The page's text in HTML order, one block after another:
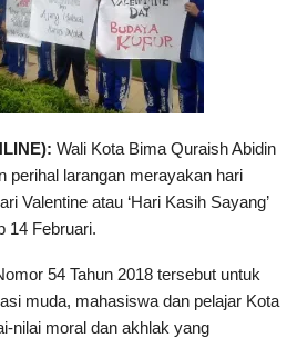
Wali Kota Bima Quraish Abidin
perihal larangan merayakan hari
Valentine atau ‘Hari Kasih Sayang’
14 Februari.
54 Tahun 2018 tersebut untuk
muda, mahasiswa dan pelajar Kota
nilai moral dan akhlak yang